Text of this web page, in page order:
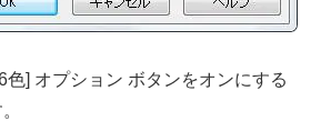
色] オプション ボタンをオンにする